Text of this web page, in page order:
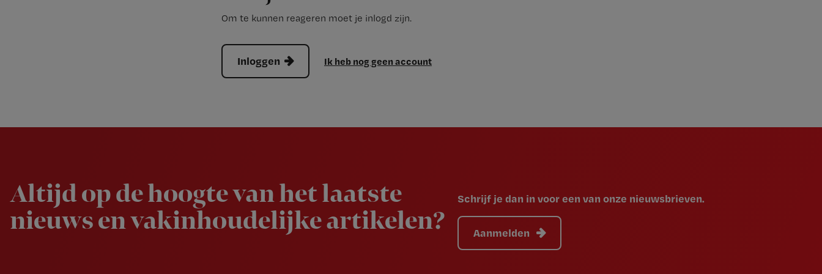
Om te kunnen reageren moet je inlogd zijn.
Inloggen Ik heb nog geen account
Altijd op de hoogte van het laatste
nieuws en vakinhoudelijke artikelen?
Schrijf je dan in voor een van onze nieuwsbrieven.
Aanmelden